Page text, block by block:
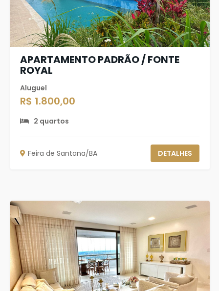
APARTAMENTO PADRÃO / FONTE
ROYAL
Aluguel
R$ 1.800,00
2 quartos
Feira de Santana/BA DETALHES